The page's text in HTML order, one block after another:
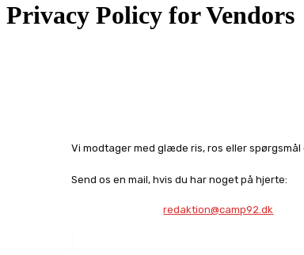
Privacy Policy for Vendors
Vi modtager med glæde ris, ros eller
Send os en mail, hvis du har noget på hjerte:
redaktion@camp92.dk